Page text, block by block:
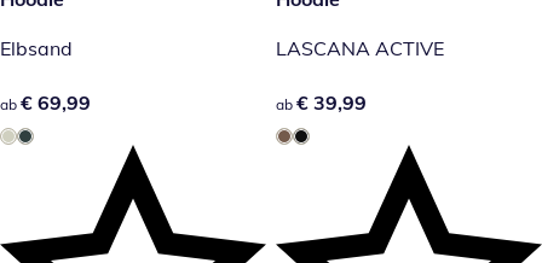
Elbsand
€ 69,99
ab € 69,99
LASCANA ACTIVE
€ 39,99
ab € 39,99